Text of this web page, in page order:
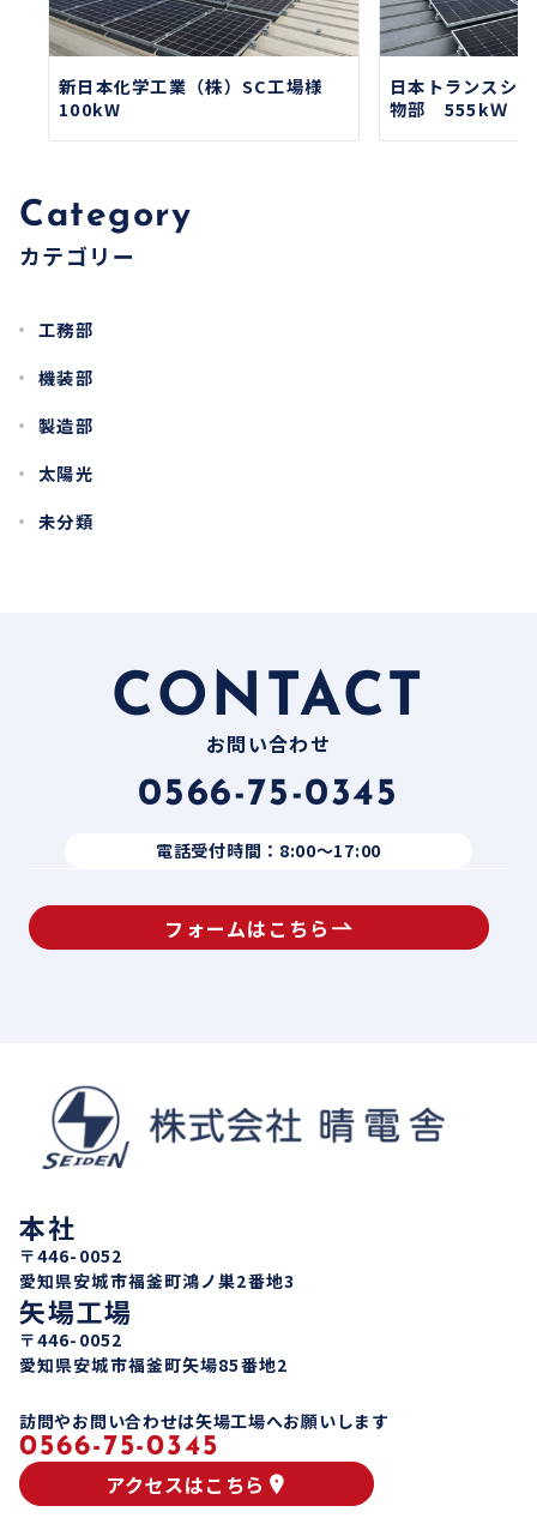
新日本化学工業（株）SC工場様
100kW
日本トランスシ
物部 555kＷ
Category
カテゴリー
工務部
機装部
製造部
太陽光
未分類
CONTACT
お問い合わせ
0566-75-0345
電話受付時間：8:00〜17:00
フォームはこちら
本社
〒446-0052
愛知県安城市福釜町鴻ノ巣2番地3
矢場工場
〒446-0052
愛知県安城市福釜町矢場85番地2
訪問やお問い合わせは矢場工場へお願いします
0566-75-0345
アクセスはこちら